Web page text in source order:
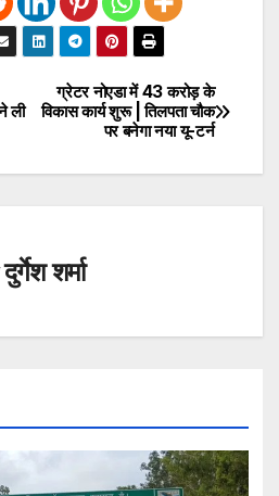
ग्रेटर नोएडा में 43 करोड़ के
विकास कार्य शुरू | तिलपता चौक
पर बनेगा नया यू-टर्न
ली
दुर्गेश शर्मा